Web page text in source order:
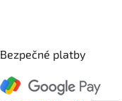
Bezpečné platby